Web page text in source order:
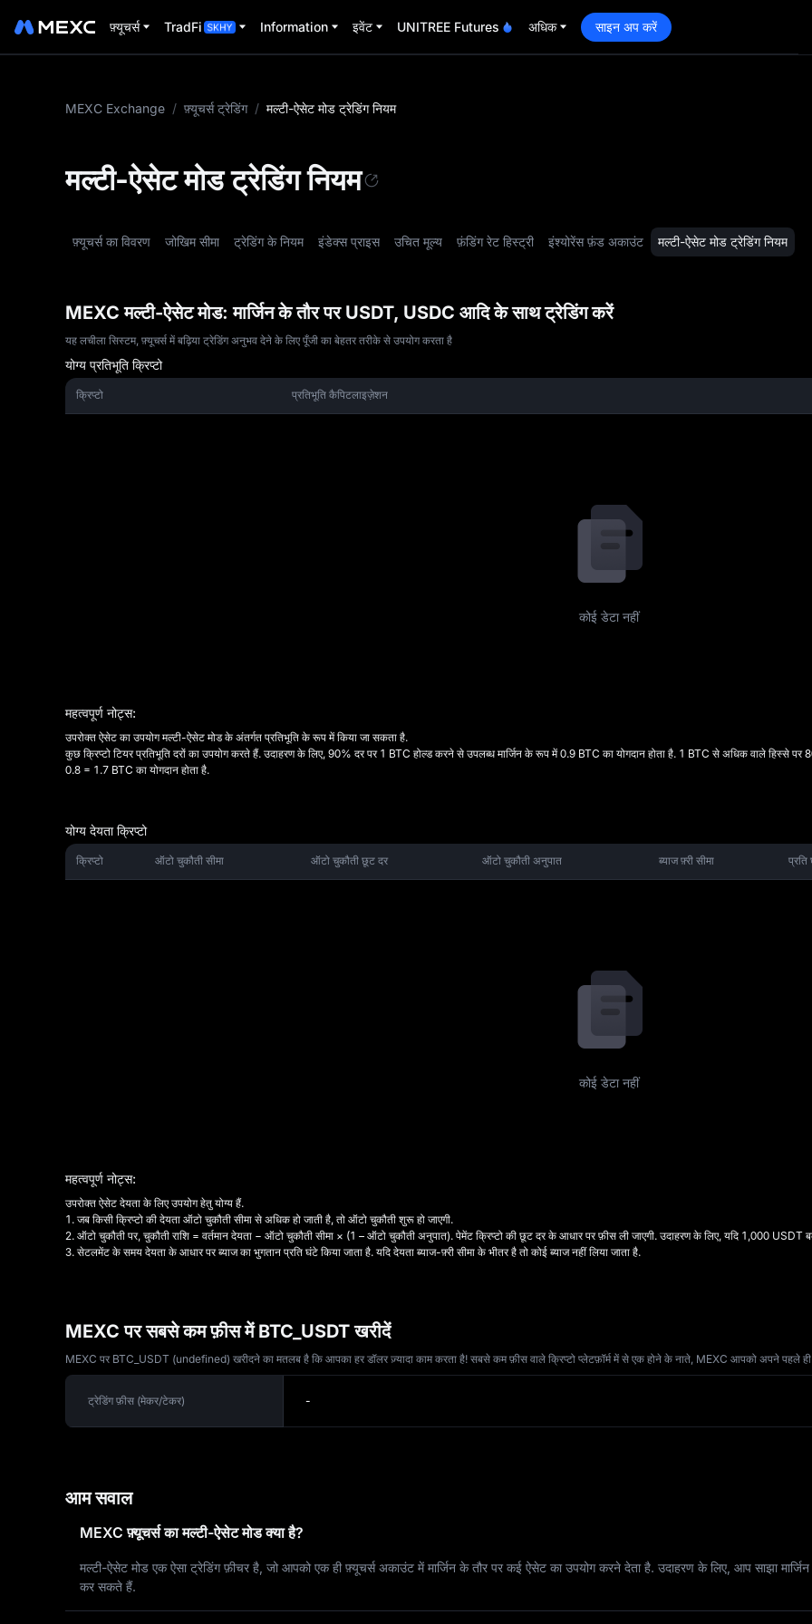
फ़्यूचर्स TradFi Information इवेंट UNITREE Futures अधिक साइन अप करें
MEXC Exchange / फ़्यूचर्स ट्रेडिंग / मल्टी-ऐसेट मोड ट्रेडिंग नियम
मल्टी-ऐसेट मोड ट्रेडिंग नियम
फ़्यूचर्स का विवरण जोखिम सीमा ट्रेडिंग के नियम इंडेक्स प्राइस उचित मूल्य फ़ंडिंग रेट हिस्ट्री इंश्योरेंस फ़ंड अकाउंट मल्टी-ऐसेट मोड ट्रेडिंग नियम
MEXC मल्टी-ऐसेट मोड: मार्जिन के तौर पर USDT, USDC आदि के साथ ट्रेडिंग करें
यह लचीला सिस्टम, फ़्यूचर्स में बढ़िया ट्रेडिंग अनुभव देने के लिए पूँजी का बेहतर तरीके से उपयोग करता है
योग्य प्रतिभूति क्रिप्टो
क्रिप्टो प्रतिभूति कैपिटलाइज़ेशन
कोई डेटा नहीं
महत्वपूर्ण नोट्स:
उपरोक्त ऐसेट का उपयोग मल्टी-ऐसेट मोड के अंतर्गत प्रतिभूति के रूप में किया जा सकता है.
कुछ क्रिप्टो टियर प्रतिभूति दरों का उपयोग करते हैं. उदाहरण के लिए, 90% दर पर 1 BTC होल्ड करने से उपलब्ध मार्जिन के रूप में 0.9 BTC का योगदान होता है. 1 BTC से अधिक वाले हिस्से
0.8 = 1.7 BTC का योगदान होता है.
योग्य देयता क्रिप्टो
क्रिप्टो ऑटो चुकौती सीमा ऑटो चुकौती छूट दर ऑटो चुकौती अनुपात ब्याज फ़्री सीमा प्रति
कोई डेटा नहीं
महत्वपूर्ण नोट्स:
उपरोक्त ऐसेट देयता के लिए उपयोग हेतु योग्य हैं.
1. जब किसी क्रिप्टो की देयता ऑटो चुकौती सीमा से अधिक हो जाती है, तो ऑटो चुकौती शुरू हो जाएगी.
2. ऑटो चुकौती पर, चुकौती राशि = वर्तमान देयता − ऑटो चुकौती सीमा × (1 – ऑटो चुकौती अनुपात). पेमेंट क्रिप्टो की छूट दर के आधार पर फ़ीस ली जाएगी. उदाहरण के लिए, यदि 1,000
3. सेटलमेंट के समय देयता के आधार पर ब्याज का भुगतान प्रति घंटे किया जाता है. यदि देयता ब्याज-फ़्री सीमा के भीतर है तो कोई ब्याज नहीं लिया जाता है.
MEXC पर सबसे कम फ़ीस में BTC_USDT खरीदें
MEXC पर BTC_USDT (undefined) खरीदने का मतलब है कि आपका हर डॉलर ज़्यादा काम करता है! सबसे कम फ़ीस वाले क्रिप्टो प्लेटफ़ॉर्म में से एक होने के नाते, MEXC आपको अपने पहले
ट्रेडिंग फ़ीस (मेकर/टेकर) -
आम सवाल
MEXC फ़्यूचर्स का मल्टी-ऐसेट मोड क्या है?
मल्टी-ऐसेट मोड एक ऐसा ट्रेडिंग फ़ीचर है, जो आपको एक ही फ़्यूचर्स अकाउंट में मार्जिन के तौर पर कई ऐसेट का उपयोग करने देता है. उदाहरण के लिए, आप साझा
कर सकते हैं.